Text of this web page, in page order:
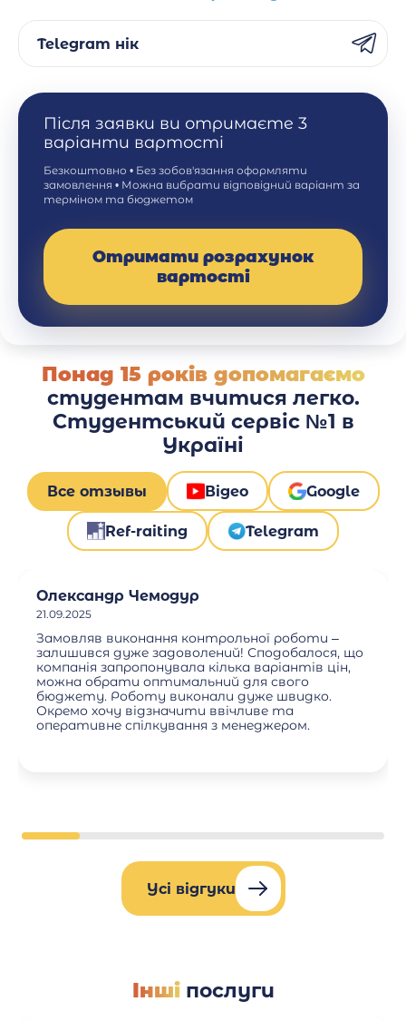
Telegram нік
Після заявки ви отримаєте 3
варіанти вартості
Безкоштовно • Без зобов'язання оформляти
замовлення • Можна вибрати відповідний варіант за
терміном та бюджетом
Отримати розрахунок
вартості
Понад 15 років допомагаємо
студентам вчитися легко.
Студентський сервіс №1 в
Україні
Все отзывы Відео Google
Ref-raiting Telegram
Олександр Чемодур
21.09.2025
Замовляв виконання контрольної роботи –
залишився дуже задоволений! Сподобалося, що
компанія запропонувала кілька варіантів цін,
можна обрати оптимальний для свого
бюджету. Роботу виконали дуже швидко.
Окремо хочу відзначити ввічливе та
оперативне спілкування з менеджером.
Усі відгуки
Іншіпослуги